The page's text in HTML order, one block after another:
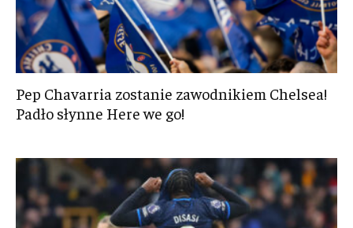
Pep Chavarria zostanie zawodnikiem Chelsea!
Padło słynne Here we go!